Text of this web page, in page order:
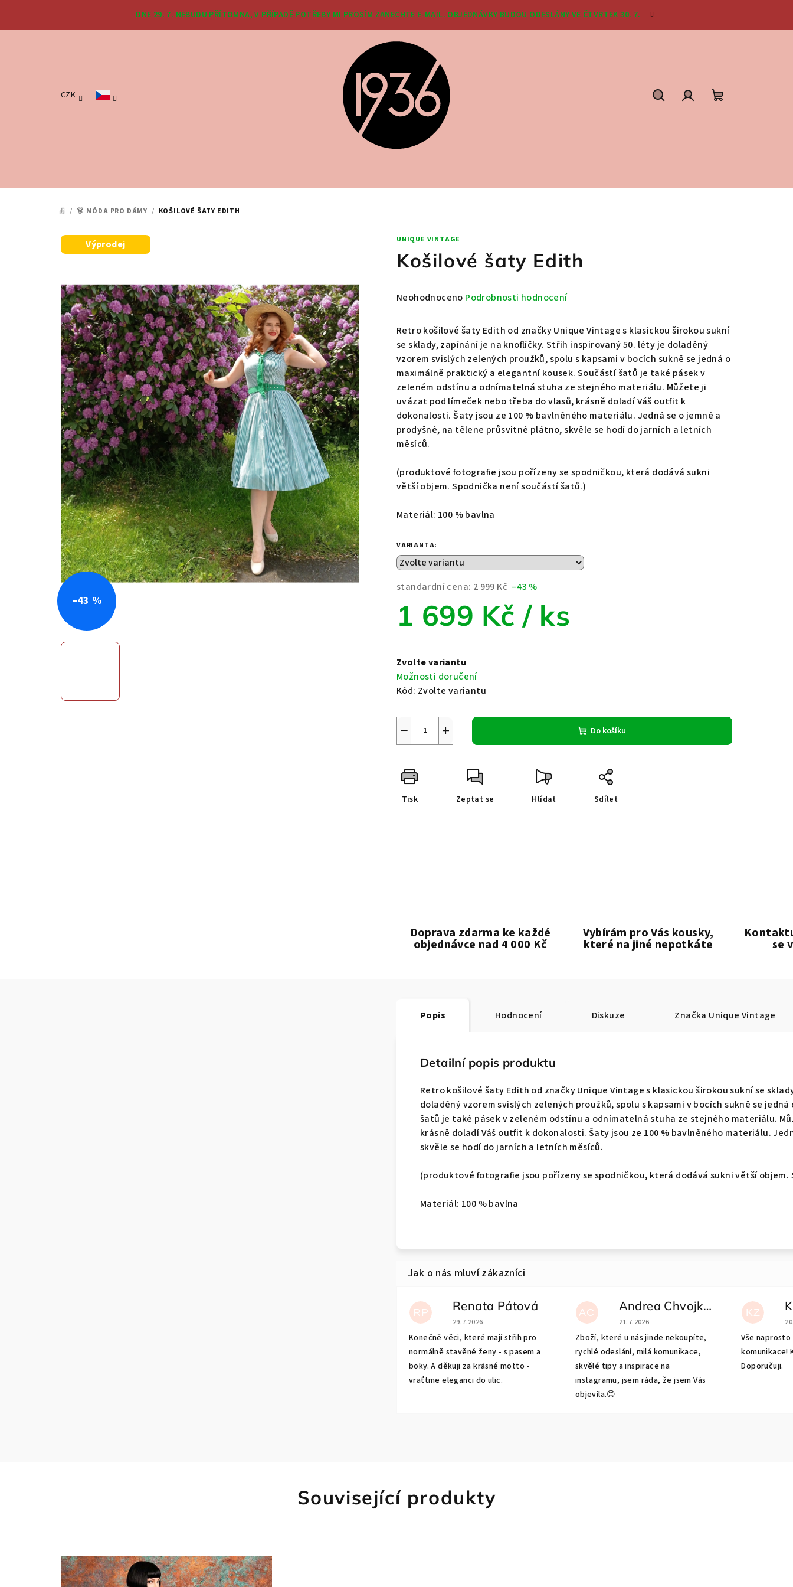
DNE 29. 7. NEBUDU PŘÍTOMNA, V PŘÍPADĚ POTŘEBY MI PROSÍM ZANECHTE E-MAIL. OBJEDNÁVKY BUDOU ODESLÁNY VE ČTVRTEK 30. 7.
CZK
DOMŮ
/ 👗 MÓDA PRO DÁMY / KOŠILOVÉ ŠATY EDITH
UNIQUE VINTAGE
Košilové šaty Edith
Průměrné
produktu
hvězdiček.
Neohodnoceno Podrobnosti hodnocení
Retro košilové šaty Edith od značky Unique Vintage s klasickou širokou sukní
se sklady, zapínání je na knoflíčky. Střih inspirovaný 50. léty je doladěný
vzorem svislých zelených proužků, spolu s kapsami v bocích sukně se jedná o
maximálně praktický a elegantní kousek. Součástí šatů je také pásek v
zeleném odstínu a odnímatelná stuha ze stejného materiálu. Můžete ji
uvázat pod límeček nebo třeba do vlasů, krásně doladí Váš outfit k
dokonalosti. Šaty jsou ze 100 % bavlněného materiálu. Jedná se o jemné a
prodyšné, na tělene průsvitné plátno, skvěle se hodí do jarních a letních
měsíců.
(produktové fotografie jsou pořízeny se spodničkou, která dodává sukni
větší objem. Spodnička není součástí šatů.)
Materiál: 100 % bavlna
VARIANTA:
standardní cena: 2 999 Kč –43 %
1 699 Kč / ks
cena:
Zvolte variantu
Možnosti doručení
Kód: Zvolte variantu
+
− Do košíku
Tisk Zeptat se Hlídat Sdílet
Výprodej
–43 %
Doprava zdarma ke každé
objednávce nad 4 000 Kč
Vybírám pro Vás kousky,
které na jiné nepotkáte se
Popis Hodnocení Diskuze Značka Unique Vintage
Detailní popis produktu
Retro košilové šaty Edith od značky Unique Vintage s klasickou širokou sukní se
doladěný vzorem svislých zelených proužků, spolu s kapsami v bocích sukně se
šatů je také pásek v zeleném odstínu a odnímatelná stuha ze stejného materiálu.
krásně doladí Váš outfit k dokonalosti. Šaty jsou ze 100 % bavlněného materiálu.
skvěle se hodí do jarních a letních měsíců.
(produktové fotografie jsou pořízeny se spodničkou, která dodává sukni větší
Materiál: 100 % bavlna
RP Renata Pátová
Hodnocení obchodu je 5 z 5 hvězdiček.
29.7.2026
Konečně věci, které mají střih pro
normálně stavěné ženy - s pasem a
boky. A děkuji za krásné motto -
vraťtme eleganci do ulic.
AC Andrea Chvojková
Hodnocení obchodu je 5 z 5 hvězdiček.
21.7.2026
Zboží, které u nás jinde nekoupíte,
rychlé odeslání, milá komunikace,
skvělé tipy a inspirace na
instagramu, jsem ráda, že jsem Vás
objevila.😊
KZ
Vše
komunikace!
Doporučuji.
Související produkty